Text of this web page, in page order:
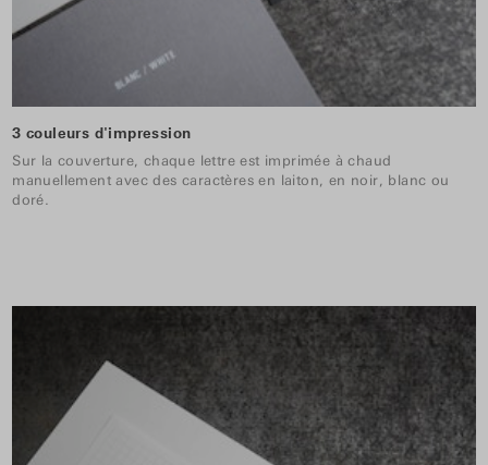
3 couleurs d'impression
Sur la couverture, chaque lettre est imprimée à chaud
manuellement avec des caractères en laiton, en noir, blanc ou
doré.